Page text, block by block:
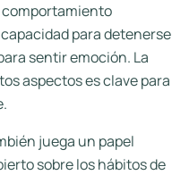
comportamiento
para detenerse
sentir emoción. La
aspectos es clave para
juega un papel
sobre los hábitos de